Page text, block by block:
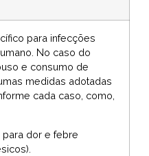
para infecções
No caso do
e consumo de
medidas adotadas
cada caso, como,
dor e febre